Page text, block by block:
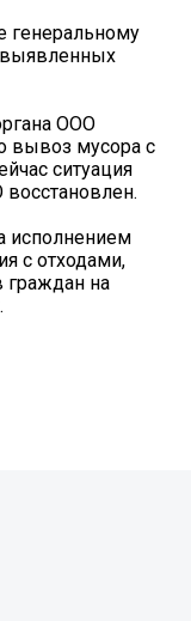
генеральному
выявленных
ООО
вывоз мусора с
ситуация
исполнением
с отходами,
граждан на